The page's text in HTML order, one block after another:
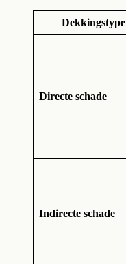
Dekkingstype
Directe schade
Indirecte schade